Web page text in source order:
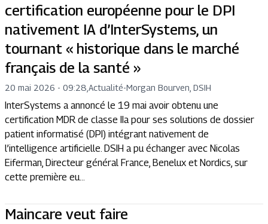
certification européenne pour le DPI
nativement IA d’InterSystems, un
tournant « historique dans le marché
français de la santé »
20 mai 2026 - 09:28 Actualité-Morgan Bourven, DSIH
InterSystems a annoncé le 19 mai avoir obtenu une
certification MDR de classe IIa pour ses solutions de dossier
patient informatisé (DPI) intégrant nativement de
l’intelligence artificielle. DSIH a pu échanger avec Nicolas
Eiferman, Directeur général France, Benelux et Nordics, sur
cette première eu...
Maincare veut faire